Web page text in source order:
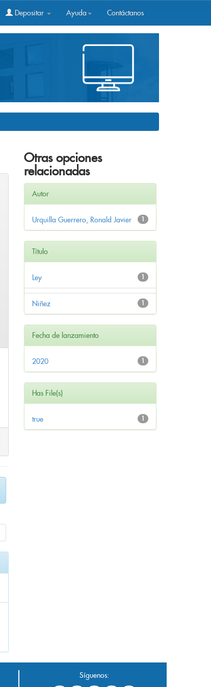
Depositar Ayuda Contáctanos
Otras opciones
relacionadas
Autor
1
Urquilla Guerrero, Ronald Javier
Título
1
Ley
1
Niñez
Fecha de lanzamiento
1
2020
Has File(s)
1
true
Síguenos: